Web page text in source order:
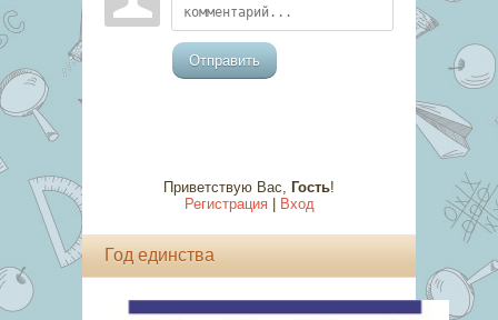
Отправить
Приветствую Вас, Гость!
Регистрация| Вход
Год единства